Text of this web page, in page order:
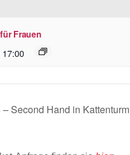
Frauen
– Second Hand in Kattenturm